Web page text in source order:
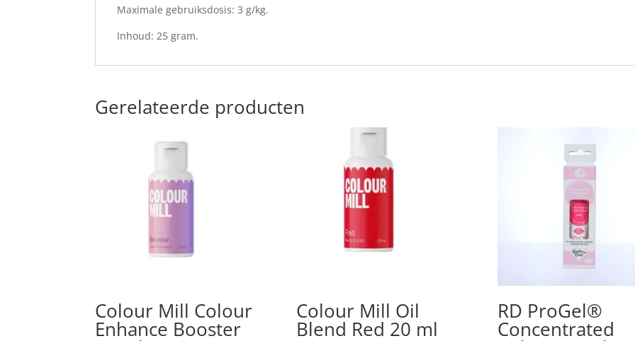
Maximale gebruiksdosis: 3 g/kg.
Inhoud: 25 gram.
Gerelateerde producten
Colour Mill Colour
Enhance Booster
Colour Mill Oil
Blend Red 20 ml
RD ProGel®
Concentrated